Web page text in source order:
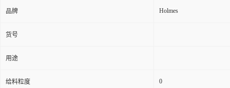
品牌 Holmes
货号
用途
给料粒度 0